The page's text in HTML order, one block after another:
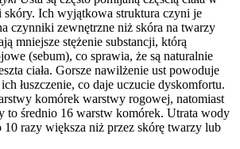
skóry. Ich wyjątkowa struktura czyni je
czynniki zewnętrzne niż skóra na twarzy
mniejsze stężenie substancji, którą
(sebum), co sprawia, że są naturalnie
ciała. Gorsze nawilżenie ust powoduje
łuszczenie, co daje uczucie dyskomfortu.
komórek warstwy rogowej, natomiast
to średnio 16 warstw komórek. Utrata wody
10 razy większa niż przez skórę twarzy lub